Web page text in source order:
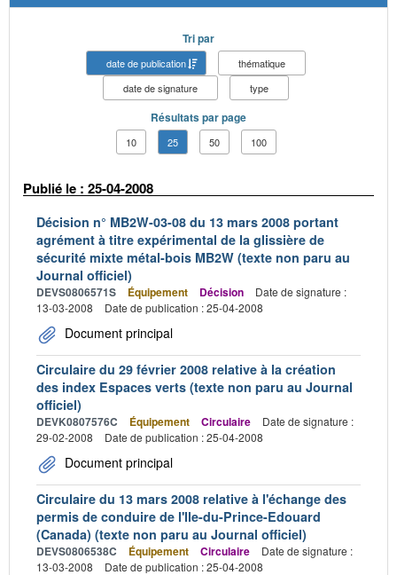
Tri par
date de publication
thématique
date de signature
type
Résultats par page
10 25 50 100
Publié le : 25-04-2008
Décision n° MB2W-03-08 du 13 mars 2008 portant
agrément à titre expérimental de la glissière de
sécurité mixte métal-bois MB2W (texte non paru au
Journal officiel)
DEVS0806571S Équipement Décision
Date de signature :
13-03-2008
Date de publication : 25-04-2008
Document principal
Circulaire du 29 février 2008 relative à la création
des index Espaces verts (texte non paru au Journal
officiel)
DEVK0807576C Équipement Circulaire
Date de signature :
29-02-2008
Date de publication : 25-04-2008
Document principal
Circulaire du 13 mars 2008 relative à l'échange des
permis de conduire de l'Ile-du-Prince-Edouard
(Canada) (texte non paru au Journal officiel)
DEVS0806538C Équipement Circulaire
Date de signature :
13-03-2008
Date de publication : 25-04-2008